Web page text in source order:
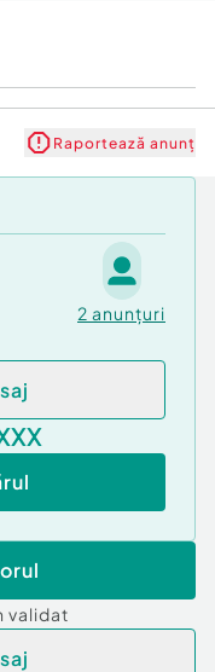
Raportează anunț
2 anunțuri
validat